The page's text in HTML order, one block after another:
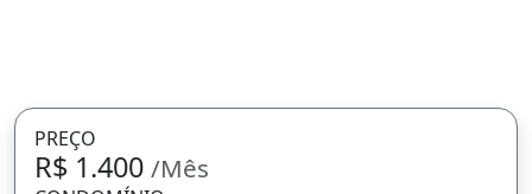
PREÇO
R$ 1.400 /Mês